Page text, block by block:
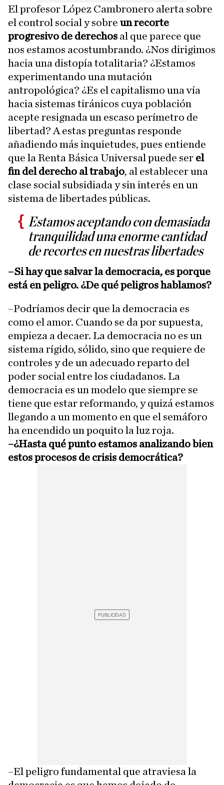
El profesor López Cambronero alerta sobre
el control social y sobre un recorte
progresivo de derechos al que parece que
nos estamos acostumbrando. ¿Nos dirigimos
hacia una distopía totalitaria? ¿Estamos
experimentando una mutación
antropológica? ¿Es el capitalismo una vía
hacia sistemas tiránicos cuya población
acepte resignada un escaso perímetro de
libertad? A estas preguntas responde
añadiendo más inquietudes, pues entiende
que la Renta Básica Universal puede ser el
fin del derecho al trabajo, al establecer una
clase social subsidiada y sin interés en un
sistema de libertades públicas.
Estamos aceptando con demasiada
tranquilidad una enorme cantidad
de recortes en nuestras libertades
–Si hay que salvar la democracia, es porque
está en peligro. ¿De qué peligros hablamos?
–Podríamos decir que la democracia es
como el amor. Cuando se da por supuesta,
empieza a decaer. La democracia no es un
sistema rígido, sólido, sino que requiere de
controles y de un adecuado reparto del
poder social entre los ciudadanos. La
democracia es un modelo que siempre se
tiene que estar reformando, y quizá estamos
llegando a un momento en que el semáforo
ha encendido un poquito la luz roja.
–¿Hasta qué punto estamos analizando bien
estos procesos de crisis democrática?
–El peligro fundamental que atraviesa la